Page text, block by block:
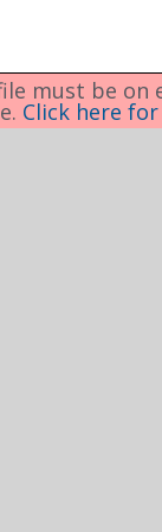
must be on
Click here